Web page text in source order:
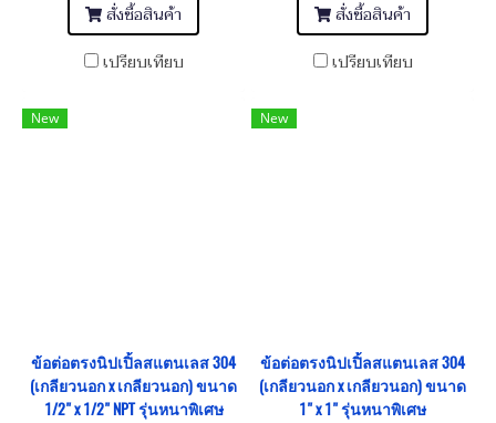
สั่งซื้อสินค้า
เปรียบเทียบ
สั่งซื้อสินค้า
เปรียบเทียบ
New
ข้อต่อตรงนิปเปิ้ลสแตนเลส 304
(เกลียวนอก x เกลียวนอก) ขนาด
1/2" x 1/2" NPT รุ่นหนาพิเศษ
New
ข้อต่อตรงนิปเปิ้ลสแตนเลส 304
(เกลียวนอก x เกลียวนอก) ขนาด
1" x 1" รุ่นหนาพิเศษ